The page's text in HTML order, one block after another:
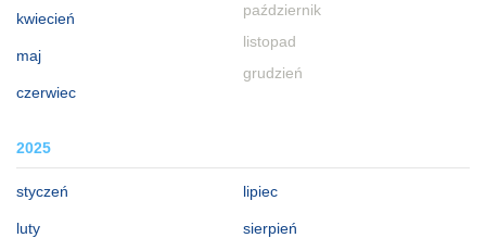
kwiecień
maj
czerwiec
październik
listopad
grudzień
2025
styczeń
luty
lipiec
sierpień